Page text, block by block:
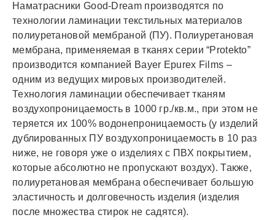
Наматрасники Good-Dream производятся по
технологии ламинации текстильных материалов
полиуретановой мембраной (ПУ). Полиуретановая
мембрана, применяемая в тканях серии “Protekto”
производится компанией Bayer Epurex Films –
одним из ведущих мировых производителей.
Технология ламинации обеспечивает тканям
воздухопроницаемость в 1000 гр./кв.м., при этом не
теряется их 100% водонепроницаемость (у изделий
дублированных ПУ воздухопроницаемость в 10 раз
ниже, не говоря уже о изделиях с ПВХ покрытием,
которые абсолютно не пропускают воздух). Также,
полиуретановая мембрана обеспечивает большую
эластичность и долговечность изделия (изделия
после множества стирок не садятся).